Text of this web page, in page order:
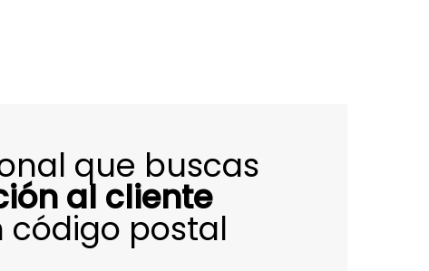
que buscas
al cliente
código postal